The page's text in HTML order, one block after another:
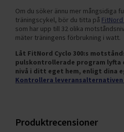
Om du söker ännu mer mångsidiga
träningscykel, bör du titta på
som har upp till 32 olika
mäter träningens förbrukning i watt.
Låt FitNord Cyclo 300:s
pulskontrollerade program lyfta
nivå i ditt eget hem, enligt dina
Kontrollera
Produktrecensioner